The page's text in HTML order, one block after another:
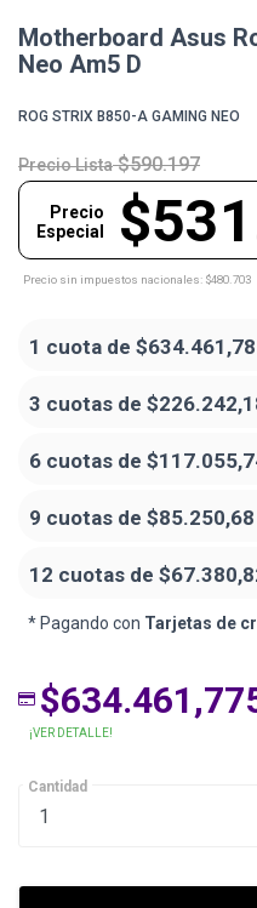
Motherboard Asus
Neo Am5 D
ROG STRIX B850-A GAMING NEO
Precio Lista $590.197
Precio
Especial
Precio sin impuestos nacionales: $480.703
1 cuota de $634.461,78
3 cuotas de
6 cuotas de
9 cuotas de $85.250,68
12 cuotas de
* Pagando con Tarjetas de
¡VER DETALLE!
Cantidad